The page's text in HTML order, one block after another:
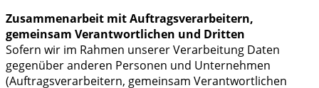
Zusammenarbeit mit Auftragsverarbeitern,
gemeinsam Verantwortlichen und Dritten
Sofern wir im Rahmen unserer Verarbeitung Daten
gegenüber anderen Personen und Unternehmen
(Auftragsverarbeitern, gemeinsam Verantwortlichen